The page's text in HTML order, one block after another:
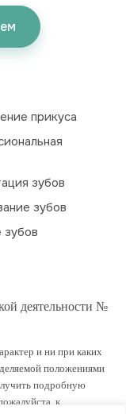
прикуса
зубов
зубов
зубов
деятельности №
и ни при каких
положениями
подробную
к